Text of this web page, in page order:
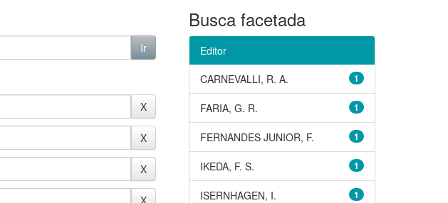
Busca facetada
Editor
1
CARNEVALLI, R. A.
1
FARIA, G. R.
1
FERNANDES JUNIOR, F.
1
IKEDA, F. S.
1
ISERNHAGEN, I.